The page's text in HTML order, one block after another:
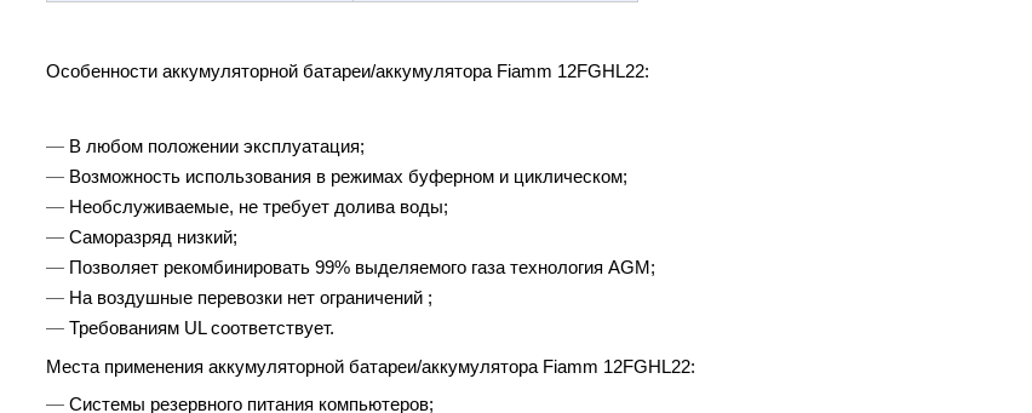
Особенности аккумуляторной батареи/аккумулятора Fiamm 12FGHL22:
В любом положении эксплуатация;
Возможность использования в режимах буферном и циклическом;
Необслуживаемые, не требует долива воды;
Саморазряд низкий;
Позволяет рекомбинировать 99% выделяемого газа технология AGM;
На воздушные перевозки нет ограничений ;
Требованиям UL соответствует.
Места применения аккумуляторной батареи/аккумулятора Fiamm 12FGHL22:
Системы резервного питания компьютеров;